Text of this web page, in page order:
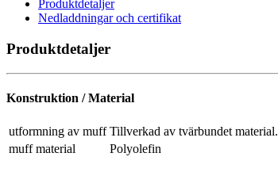
Produktdetaljer
Nedladdningar och certifikat
Produktdetaljer
Konstruktion / Material
utformning av muff Tillverkad av tvärbundet material.
muff material
Polyolefin